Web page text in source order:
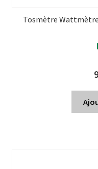
Tosmètre Wattmètre